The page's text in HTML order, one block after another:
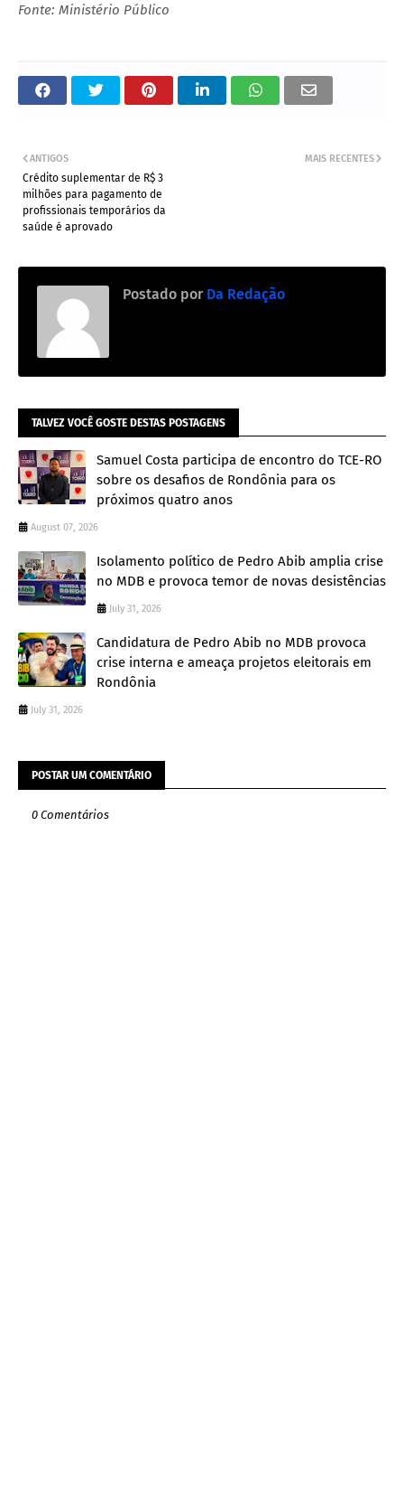
Fonte: Ministério Público
MAIS RECENTES
ANTIGOS
Crédito suplementar de R$ 3
milhões para pagamento de
profissionais temporários da
saúde é aprovado
Postado por Da Redação
TALVEZ VOCÊ GOSTE DESTAS POSTAGENS
Samuel Costa participa de encontro do TCE-RO
sobre os desafios de Rondônia para os
próximos quatro anos
August 07, 2026
Isolamento político de Pedro Abib amplia crise
no MDB e provoca temor de novas desistências
July 31, 2026
Candidatura de Pedro Abib no MDB provoca
crise interna e ameaça projetos eleitorais em
Rondônia
July 31, 2026
POSTAR UM COMENTÁRIO
0 Comentários